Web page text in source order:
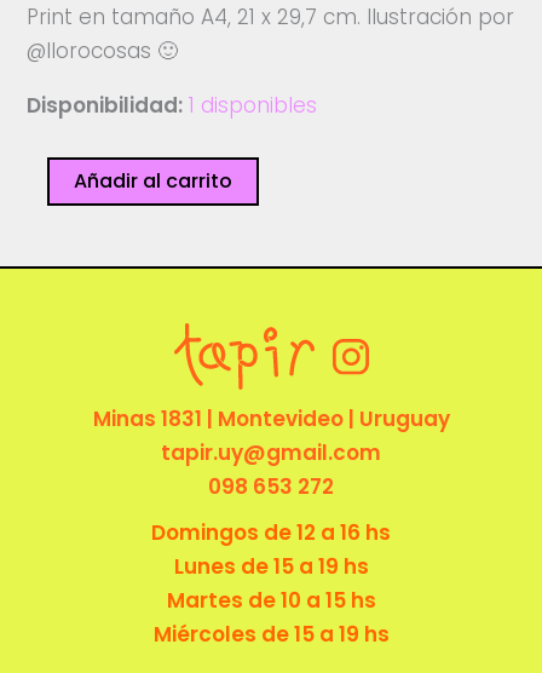
Print en tamaño A4, 21 x 29,7 cm. Ilustración por
@llorocosas 🙂
Disponibilidad: 1 disponibles
Tortuga
cosas
Añadir al carrito
Minas 1831 | Montevideo | Uruguay
tapir.uy@gmail.com
098 653 272
Domingos de 12 a 16 hs
Lunes de 15 a 19 hs
Martes de 10 a 15 hs
Miércoles de 15 a 19 hs